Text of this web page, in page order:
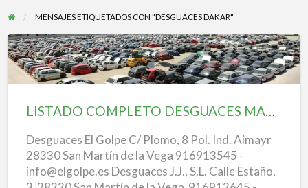
MENSAJES ETIQUETADOS CON "DESGUACES DAKAR"
LISTADO
COMPLETO
DESGUACES
LISTADO COMPLETO DESGUACES MADRID
Desguaces El Golpe C/ Plomo, 8 Pol. Ind. Aimayr
28330 San Martín de la Vega 916913545 -
info@elgolpe.es Desguaces J.J., S.L. Calle Estaño,